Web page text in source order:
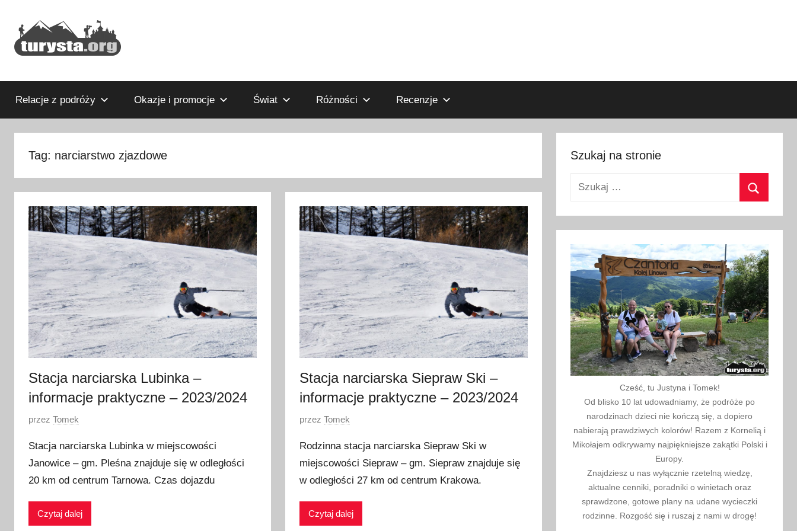
treści
Turysta.org
blog
podróżniczy
Relacje z podróży Okazje i promocje Świat Różności Recenzje
Tag: narciarstwo zjazdowe
Stacja narciarska Lubinka –
informacje praktyczne – 2023/2024
O
u
b
l
o
przez Tomek
Stacja narciarska Lubinka w miejscowości
Janowice – gm. Pleśna znajduje się w odległości
20 km od centrum Tarnowa. Czas dojazdu
Czytaj dalej
Stacja narciarska Siepraw Ski –
informacje praktyczne – 2023/2024
O
u
b
l
o
przezTomek
Rodzinna stacja narciarska Siepraw Ski w
miejscowości Siepraw – gm. Siepraw znajduje się
w odległości 27 km od centrum Krakowa.
Czytaj dalej
Szukaj na stronie
Szukaj:
Cześć, tu Justyna i Tomek!
Od blisko 10 lat udowadniamy, że podróże po
narodzinach dzieci nie kończą się, a dopiero
nabierają prawdziwych kolorów! Razem z Kornelią i
Mikołajem odkrywamy najpiękniejsze zakątki Polski i
Europy.
Znajdziesz u nas wyłącznie rzetelną wiedzę,
aktualne cenniki, poradniki o winietach oraz
sprawdzone, gotowe plany na udane wycieczki
rodzinne. Rozgość się i ruszaj z nami w drogę!